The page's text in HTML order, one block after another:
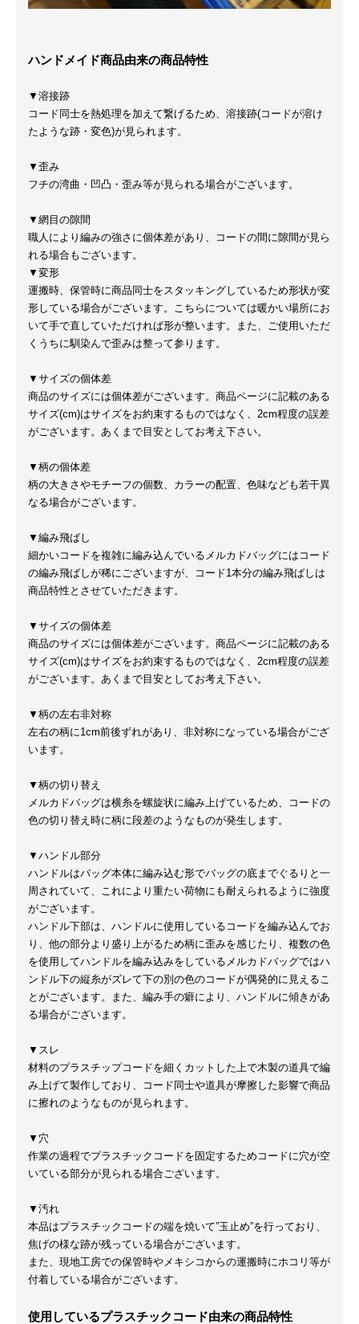
ハンドメイド商品由来の商品特性
▼溶接跡
コード同士を熱処理を加えて繋げるため、溶接跡(コードが溶け
たような跡・変色)が見られます。
▼歪み
フチの湾曲・凹凸・歪み等が見られる場合がございます。
▼網目の隙間
職人により編みの強さに個体差があり、コードの間に隙間が見ら
れる場合もございます。
▼変形
運搬時、保管時に商品同士をスタッキングしているため形状が変
形している場合がございます。こちらについては暖かい場所にお
いて手で直していただければ形が整います。また、ご使用いただ
くうちに馴染んで歪みは整って参ります。
▼サイズの個体差
商品のサイズには個体差がございます。商品ページに記載のある
サイズ(cm)はサイズをお約束するものではなく、2cm程度の誤差
がございます。あくまで目安としてお考え下さい。
▼柄の個体差
柄の大きさやモチーフの個数、カラーの配置、色味なども若干異
なる場合がございます。
▼編み飛ばし
細かいコードを複雑に編み込んでいるメルカドバッグにはコード
の編み飛ばしが稀にございますが、コード1本分の編み飛ばしは
商品特性とさせていただきます。
▼サイズの個体差
商品のサイズには個体差がございます。商品ページに記載のある
サイズ(cm)はサイズをお約束するものではなく、2cm程度の誤差
がございます。あくまで目安としてお考え下さい。
▼柄の左右非対称
左右の柄に1cm前後ずれがあり、非対称になっている場合がござ
います。
▼柄の切り替え
メルカドバッグは横糸を螺旋状に編み上げているため、コードの
色の切り替え時に柄に段差のようなものが発生します。
▼ハンドル部分
ハンドルはバッグ本体に編み込む形でバッグの底までぐるりと一
周されていて、これにより重たい荷物にも耐えられるように強度
がございます。
ハンドル下部は、ハンドルに使用しているコードを編み込んでお
り、他の部分より盛り上がるため柄に歪みを感じたり、複数の色
を使用してハンドルを編み込みをしているメルカドバッグではハ
ンドル下の縦糸がズレて下の別の色のコードが偶発的に見えるこ
とがございます。また、編み手の癖により、ハンドルに傾きがあ
る場合がございます。
▼スレ
材料のプラスチップコードを細くカットした上で木製の道具で編
み上げて製作しており、コード同士や道具が摩擦した影響で商品
に擦れのようなものが見られます。
▼穴
作業の過程でプラスチックコードを固定するためコードに穴が空
いている部分が見られる場合ございます。
▼汚れ
本品はプラスチックコードの端を焼いて”玉止め”を行っており、
焦げの様な跡が残っている場合がございます。
また、現地工房での保管時やメキシコからの運搬時にホコリ等が
付着している場合がございます。
使用しているプラスチックコード由来の商品特性